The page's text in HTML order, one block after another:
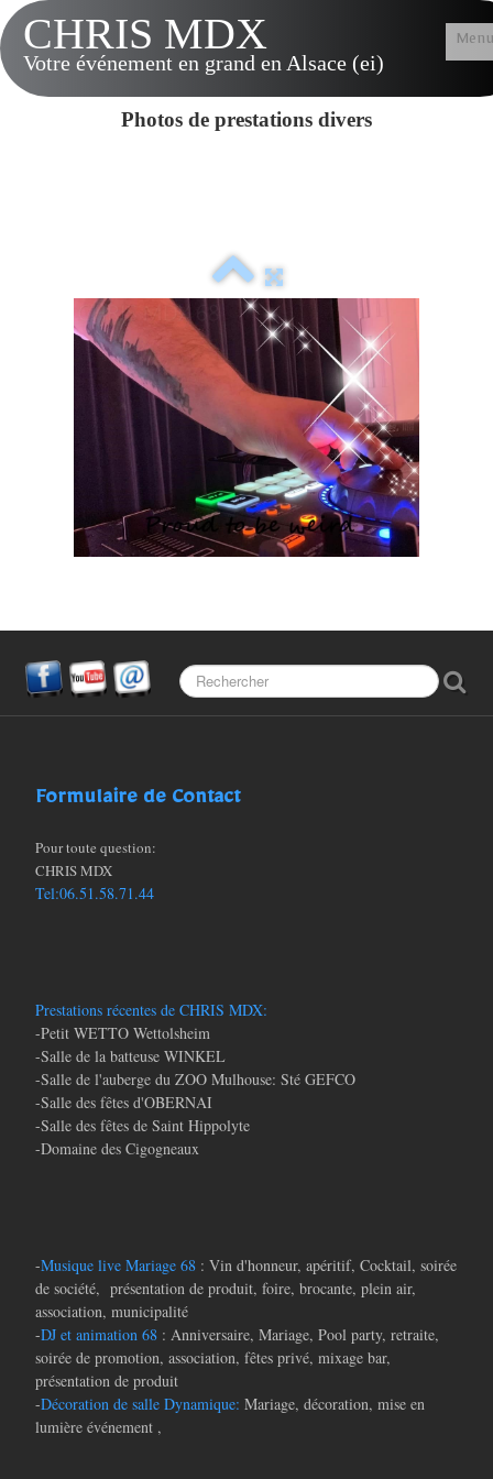
CHRIS MDX
Votre événement en grand en Alsace (ei)
Menu
Partenaires
Photos de prestations divers
Formulaire de Contact
Pour toute question:
CHRIS MDX
Tel:06.51.58.71.44
Prestations récentes de CHRIS MDX:
-Petit WETTO Wettolsheim
-Salle de la batteuse WINKEL
-Salle de l'auberge du ZOO Mulhouse: Sté GEFCO
-Salle des fêtes d'OBERNAI
-Salle des fêtes de Saint Hippolyte
-Domaine des Cigogneaux
-Musique live Mariage 68 : Vin d'honneur, apéritif, Cocktail, soirée
de société, présentation de produit, foire, brocante, plein air,
association, municipalité
-DJ et animation 68 : Anniversaire, Mariage, Pool party, retraite,
soirée de promotion, association, fêtes privé, mixage bar,
présentation de produit
-Décoration de salle Dynamique: Mariage, décoration, mise en
lumière événement ,